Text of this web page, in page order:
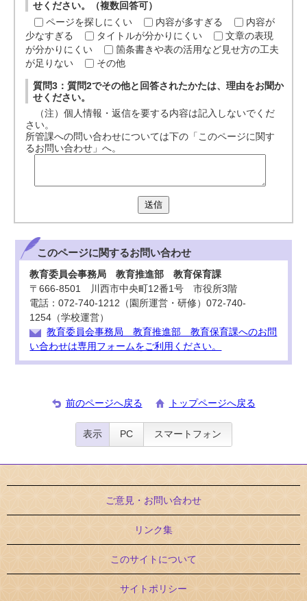
せください。（複数回答可）
ページを探しにくい
内容が多すぎる
内容が
少なすぎる
タイトルが分かりにくい
文章の表現
が分かりにくい
箇条書きや表の活用など見せ方の工夫
が足りない
その他
質問3：質問2でその他と回答されたかたは、理由をお聞か
せください。
（注）個人情報・返信を要する内容は記入しないでくだ
さい。
所管課への問い合わせについては下の「このページに関す
るお問い合わせ」へ。
送信
このページに関するお問い合わせ
教育委員会事務局 教育推進部 教育保育課
〒666-8501 川西市中央町12番1号 市役所3階
電話：072-740-1212（園所運営・研修）072-740-
1254（学校運営）
教育委員会事務局 教育推進部 教育保育課へのお問
い合わせは専用フォームをご利用ください。
前のページへ戻る トップページへ戻る
表示 PC スマートフォン
ご意見・お問い合わせ
リンク集
このサイトについて
サイトポリシー